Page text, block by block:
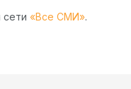
сети «Все СМИ».